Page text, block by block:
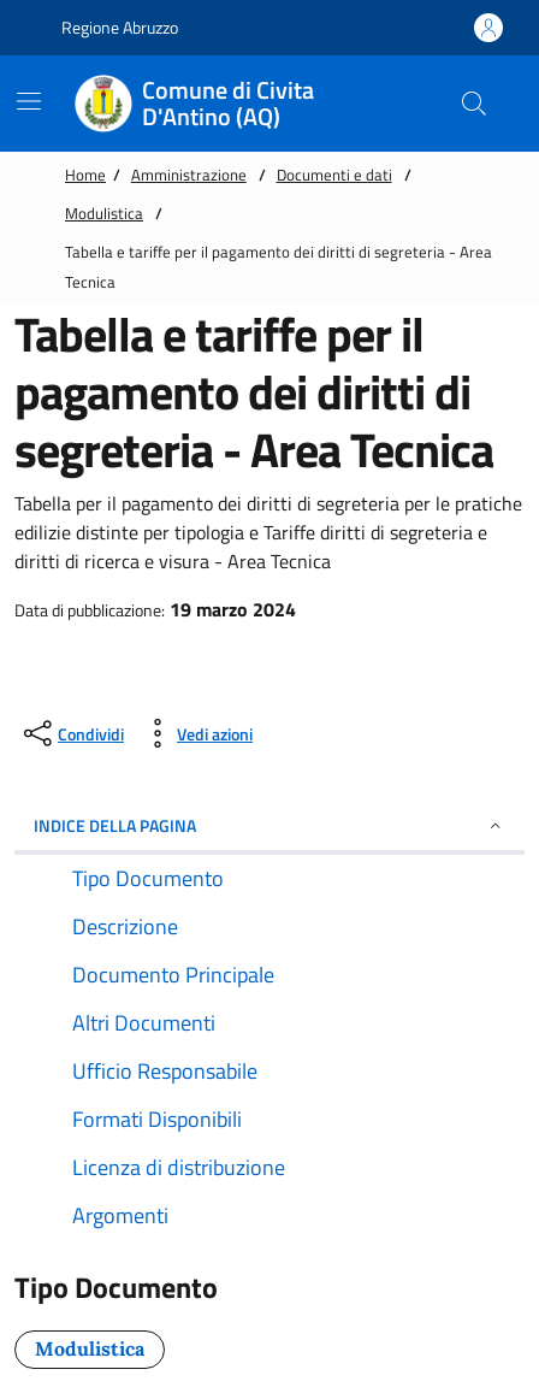
Regione Abruzzo
Comune di Civita
D'Antino (AQ)
Home / Amministrazione / Documenti e dati /
Modulistica /
Tabella e tariffe per il pagamento dei diritti di segreteria - Area
Tecnica
Tabella e tariffe per il
pagamento dei diritti di
segreteria - Area Tecnica
Tabella per il pagamento dei diritti di segreteria per le pratiche
edilizie distinte per tipologia e Tariffe diritti di segreteria e
diritti di ricerca e visura - Area Tecnica
Data di pubblicazione: 19 marzo 2024
Condividi Vedi azioni
INDICE DELLA PAGINA
Tipo Documento
Descrizione
Documento Principale
Altri Documenti
Ufficio Responsabile
Formati Disponibili
Licenza di distribuzione
Argomenti
Tipo Documento
Modulistica